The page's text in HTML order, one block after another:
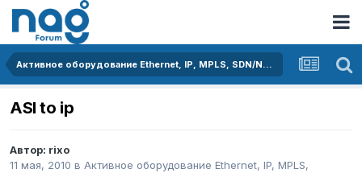
Активное оборудование Ethernet, IP, MPLS, SDN/NFV...
ASI to ip
Автор: rixo
11 мая, 2010 в Активное оборудование Ethernet, IP, MPLS,